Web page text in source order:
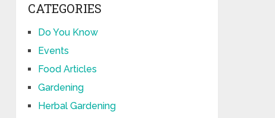
CATEGORIES
Do You Know
Events
Food Articles
Gardening
Herbal Gardening